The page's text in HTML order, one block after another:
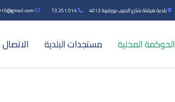
بلدية هرقلة شارع الحبيب بورقيبة 4012 014 251 73
الحوكمة المحلية مستجدات البلدية الاتصال